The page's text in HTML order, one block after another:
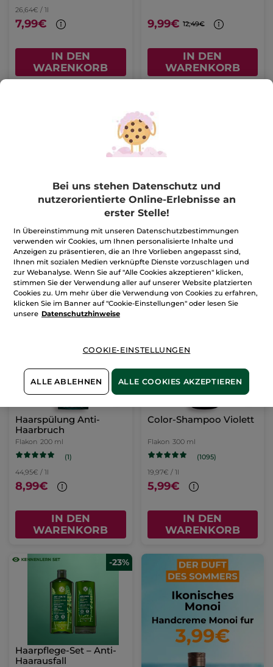
26,64€ / 1l
7,99€
IN DEN
WARENKORB
9,99€ 12,49€
IN DEN
WARENKORB
Nachfüllpack Repair-
Shampoo
Nachfüllpack
21,65€ / 1l
12,99€
IN DEN
WARENKORB
Haarspülung Anti-
Haarbruch
Flakon 200 ml
(1)
44,95€ / 1l
8,99€
IN DEN
WARENKORB
Color-Shampoo Violett
Flakon 300 ml
(1095)
19,97€ / 1l
5,99€
IN DEN
WARENKORB
-23%
Haarpflege-Set – Anti-
Haarausfall
Bei uns stehen Datenschutz und
nutzerorientierte Online-Erlebnisse an
erster Stelle!
In Übereinstimmung mit unseren Datenschutzbestimmungen
verwenden wir Cookies, um Ihnen personalisierte Inhalte und
Anzeigen zu präsentieren, die an Ihre Vorlieben angepasst sind,
Ihnen mit sozialen Medien verknüpfte Dienste vorzuschlagen und
zur Webanalyse. Wenn Sie auf "Alle Cookies akzeptieren" klicken,
stimmen Sie der Verwendung aller auf unserer Website platzierten
Cookies zu. Um mehr über die Verwendung von Cookies zu erfahren,
klicken Sie im Banner auf "Cookie-Einstellungen" oder lesen Sie
unsere Datenschutzhinweise
COOKIE-EINSTELLUNGEN
ALLE ABLEHNEN ALLE COOKIES AKZEPTIEREN